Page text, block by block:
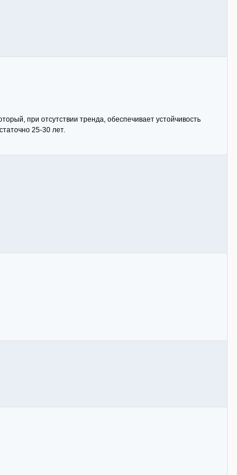
при отсутствии тренда, обеспечивает устойчивость
25-30 лет.